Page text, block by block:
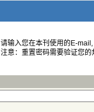
注意：重置密码需要验证您